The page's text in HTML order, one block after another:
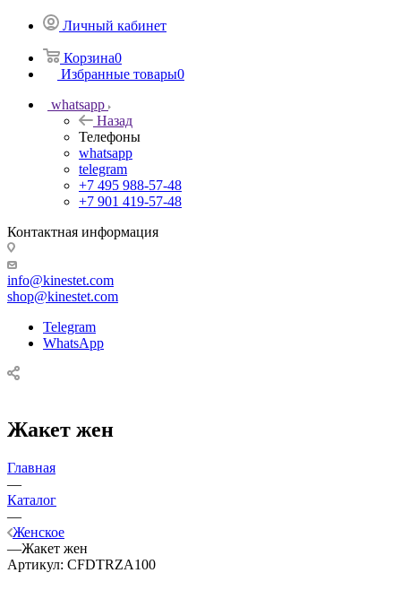
Личный кабинет
Корзина0
Избранные товары0
whatsapp
Назад
Телефоны
whatsapp
telegram
+7 495 988-57-48
+7 901 419-57-48
Контактная информация
info@kinestet.com
shop@kinestet.com
Telegram
WhatsApp
Жакет жен
Главная
—
Каталог
—
Женское
—Жакет жен
Артикул: CFDTRZA100